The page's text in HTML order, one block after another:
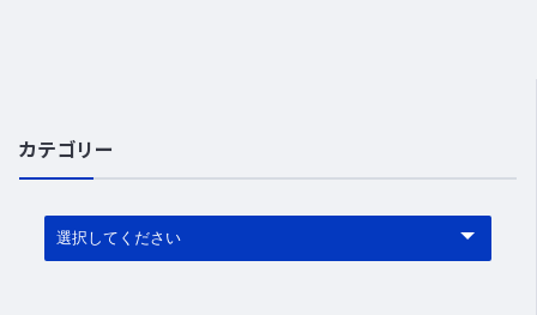
JOIN US
イノベーションに参加する
カテゴリー